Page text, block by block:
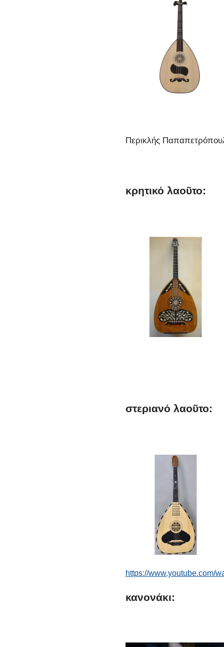
Περικλής
κρητικό λαοῦτο:
στεριανό λαοῦτο:
https://www.youtube.com/
κανονάκι: